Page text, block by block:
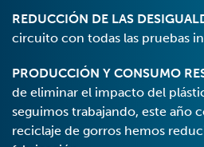
REDUCCIÓN DE LAS
circuito con todas las pruebas
PRODUCCIÓN Y CONSUMO
de eliminar el impacto del
seguimos trabajando, este año
reciclaje de gorros hemos